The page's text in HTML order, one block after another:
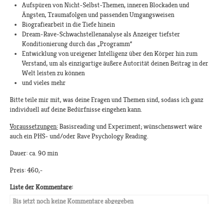
Aufspüren von Nicht-Selbst-Themen, inneren Blockaden und
Ängsten, Traumafolgen und passenden Umgangsweisen
Biografiearbeit in die Tiefe hinein
Dream-Rave-Schwachstellenanalyse als Anzeiger tiefster
Konditionierung durch das „Programm“
Entwicklung von ureigener Intelligenz über den Körper hin zum
Verstand, um als einzigartige äußere Autorität deinen Beitrag in der
Welt leisten zu können
und vieles mehr
Bitte teile mir mit, was deine Fragen und Themen sind, sodass ich ganz
individuell auf deine Bedürfnisse eingehen kann.
Voraussetzungen:Basisreading und Experiment; wünschenswert wäre
auch ein PHS- und/oder Rave Psychology Reading.
Dauer: ca. 90 min
Preis: 460,-
Liste der Kommentare:
Bis jetzt noch keine Kommentare abgegeben